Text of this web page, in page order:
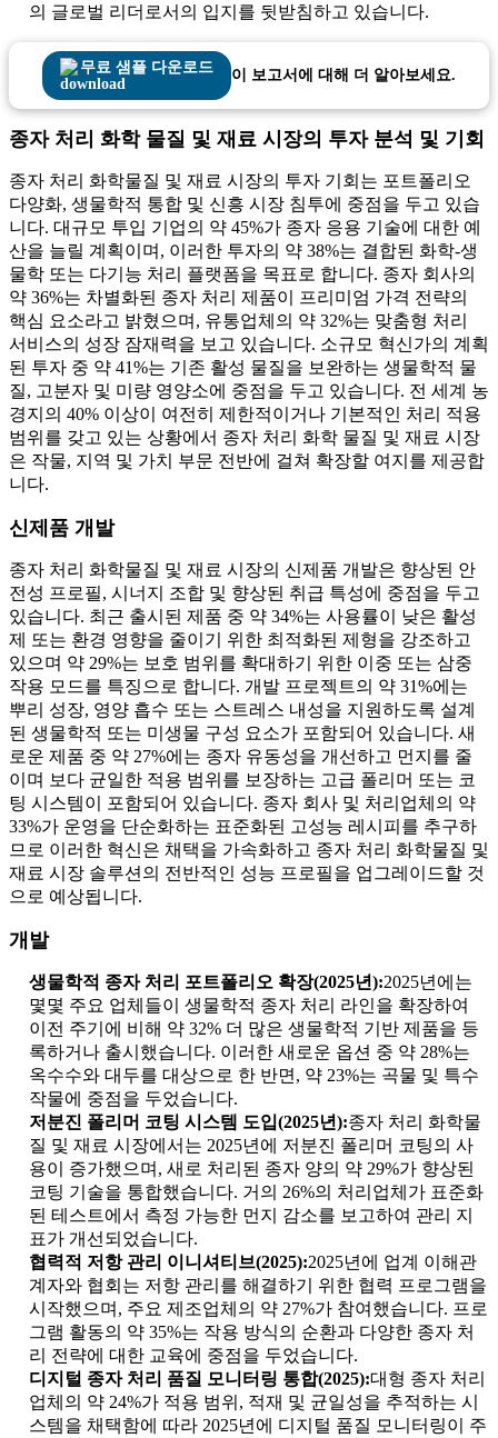
의 글로벌 리더로서의 입지를 뒷받침하고 있습니다.
무료 샘플 다운로드 이 보고서에 대해 더 알아보세요.
종자 처리 화학 물질 및 재료 시장의 투자 분석 및 기회
종자 처리 화학물질 및 재료 시장의 투자 기회는 포트폴리오
다양화, 생물학적 통합 및 신흥 시장 침투에 중점을 두고 있습
니다. 대규모 투입 기업의 약 45%가 종자 응용 기술에 대한 예
산을 늘릴 계획이며, 이러한 투자의 약 38%는 결합된 화학-생
물학 또는 다기능 처리 플랫폼을 목표로 합니다. 종자 회사의
약 36%는 차별화된 종자 처리 제품이 프리미엄 가격 전략의
핵심 요소라고 밝혔으며, 유통업체의 약 32%는 맞춤형 처리
서비스의 성장 잠재력을 보고 있습니다. 소규모 혁신가의 계획
된 투자 중 약 41%는 기존 활성 물질을 보완하는 생물학적 물
질, 고분자 및 미량 영양소에 중점을 두고 있습니다. 전 세계 농
경지의 40% 이상이 여전히 제한적이거나 기본적인 처리 적용
범위를 갖고 있는 상황에서 종자 처리 화학 물질 및 재료 시장
은 작물, 지역 및 가치 부문 전반에 걸쳐 확장할 여지를 제공합
니다.
신제품 개발
종자 처리 화학물질 및 재료 시장의 신제품 개발은 향상된 안
전성 프로필, 시너지 조합 및 향상된 취급 특성에 중점을 두고
있습니다. 최근 출시된 제품 중 약 34%는 사용률이 낮은 활성
제 또는 환경 영향을 줄이기 위한 최적화된 제형을 강조하고
있으며 약 29%는 보호 범위를 확대하기 위한 이중 또는 삼중
작용 모드를 특징으로 합니다. 개발 프로젝트의 약 31%에는
뿌리 성장, 영양 흡수 또는 스트레스 내성을 지원하도록 설계
된 생물학적 또는 미생물 구성 요소가 포함되어 있습니다. 새
로운 제품 중 약 27%에는 종자 유동성을 개선하고 먼지를 줄
이며 보다 균일한 적용 범위를 보장하는 고급 폴리머 또는 코
팅 시스템이 포함되어 있습니다. 종자 회사 및 처리업체의 약
33%가 운영을 단순화하는 표준화된 고성능 레시피를 추구하
므로 이러한 혁신은 채택을 가속화하고 종자 처리 화학물질 및
재료 시장 솔루션의 전반적인 성능 프로필을 업그레이드할 것
으로 예상됩니다.
개발
생물학적 종자 처리 포트폴리오 확장(2025년):2025년에는
몇몇 주요 업체들이 생물학적 종자 처리 라인을 확장하여
이전 주기에 비해 약 32% 더 많은 생물학적 기반 제품을 등
록하거나 출시했습니다. 이러한 새로운 옵션 중 약 28%는
옥수수와 대두를 대상으로 한 반면, 약 23%는 곡물 및 특수
작물에 중점을 두었습니다.
저분진 폴리머 코팅 시스템 도입(2025년):종자 처리 화학물
질 및 재료 시장에서는 2025년에 저분진 폴리머 코팅의 사
용이 증가했으며, 새로 처리된 종자 양의 약 29%가 향상된
코팅 기술을 통합했습니다. 거의 26%의 처리업체가 표준화
된 테스트에서 측정 가능한 먼지 감소를 보고하여 관리 지
표가 개선되었습니다.
협력적 저항 관리 이니셔티브(2025):2025년에 업계 이해관
계자와 협회는 저항 관리를 해결하기 위한 협력 프로그램을
시작했으며, 주요 제조업체의 약 27%가 참여했습니다. 프로
그램 활동의 약 35%는 작용 방식의 순환과 다양한 종자 처
리 전략에 대한 교육에 중점을 두었습니다.
디지털 종자 처리 품질 모니터링 통합(2025):대형 종자 처리
업체의 약 24%가 적용 범위, 적재 및 균일성을 추적하는 시
스템을 채택함에 따라 2025년에 디지털 품질 모니터링이 주